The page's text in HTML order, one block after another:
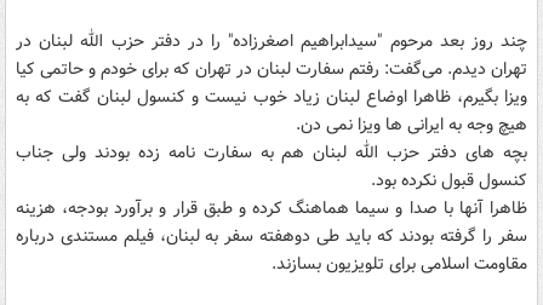
چند روز بعد مرحوم "سیدابراهیم اصغرزاده" را در دفتر حزب الله لبنان در
تهران دیدم. می‌گفت: رفتم سفارت لبنان در تهران که برای خودم و حاتمی کیا
ویزا بگیرم، ظاهرا اوضاع لبنان زیاد خوب نیست و کنسول لبنان گفت که به
هیچ وجه به ایرانی ها ویزا نمی دن.
بچه های دفتر حزب الله لبنان هم به سفارت نامه زده بودند ولی جناب
کنسول قبول نکرده بود.
ظاهرا آنها با صدا و سیما هماهنگ کرده و طبق قرار و برآورد بودجه، هزینه
سفر را گرفته بودند که باید طی دوهفته سفر به لبنان، فیلم مستندی درباره
مقاومت اسلامی برای تلویزیون بسازند.